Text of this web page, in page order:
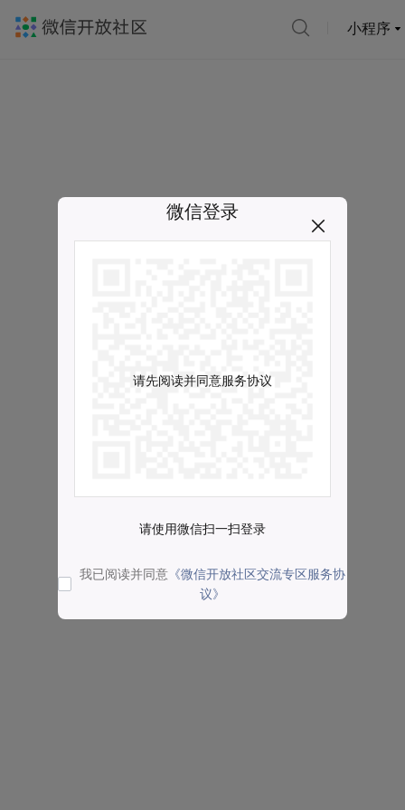
小程序
微信登录
请先阅读并同意服务协议
请使用微信扫一扫登录
我已阅读并同意 《微信开放社区交流专区服务协
议》